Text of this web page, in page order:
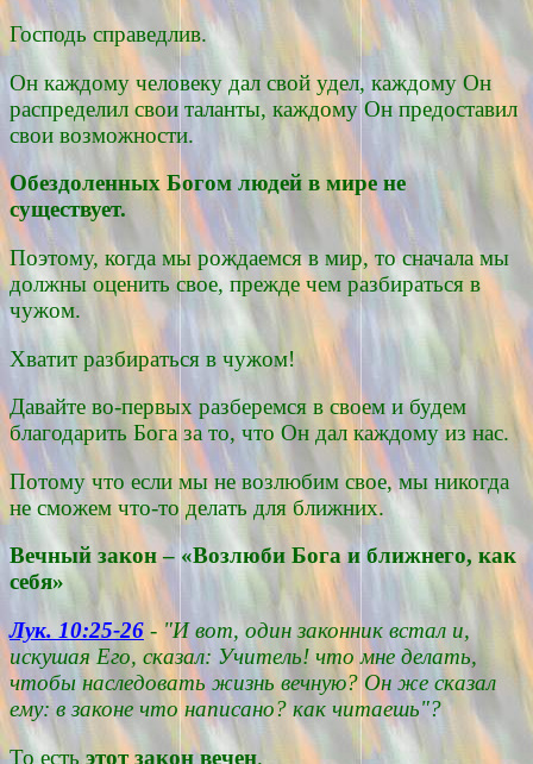
Господь справедлив.
Он каждому человеку дал свой удел, каждому Он
распределил свои таланты, каждому Он предоставил
свои возможности.
Обездоленных Богом людей в мире не
существует.
Поэтому, когда мы рождаемся в мир, то сначала мы
должны оценить свое, прежде чем разбираться в
чужом.
Хватит разбираться в чужом!
Давайте во-первых разберемся в своем и будем
благодарить Бога за то, что Он дал каждому из нас.
Потому что если мы не возлюбим свое, мы никогда
не сможем что-то делать для ближних.
Вечный закон – «Возлюби Бога и ближнего, как
себя»
Лук. 10:25-26 - "И вот, один законник встал и,
искушая Его, сказал: Учитель! что мне делать,
чтобы наследовать жизнь вечную? Он же сказал
ему: в законе что написано? как читаешь"?
То есть этот закон вечен.